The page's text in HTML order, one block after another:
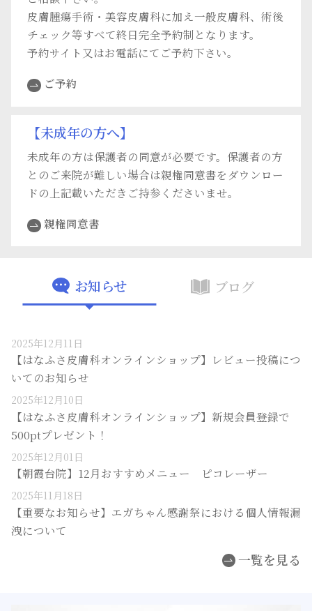
皮膚腫瘍手術・美容皮膚科に加え一般皮膚科、術後
チェック等すべて終日完全予約制となります。
予約サイト又はお電話にてご予約下さい。
ご予約
【未成年の方へ】
未成年の方は保護者の同意が必要です。保護者の方
とのご来院が難しい場合は親権同意書をダウンロー
ドの上記載いただきご持参くださいませ。
親権同意書
お知らせ ブログ
2025年12月11日
【はなふさ皮膚科オンラインショップ】レビュー投稿につ
いてのお知らせ
2025年12月10日
【はなふさ皮膚科オンラインショップ】新規会員登録で
500ptプレゼント！
2025年12月01日
【朝霞台院】12月おすすめメニュー ピコレーザー
2025年11月18日
【重要なお知らせ】エガちゃん感謝祭における個人情報漏
洩について
一覧を見る